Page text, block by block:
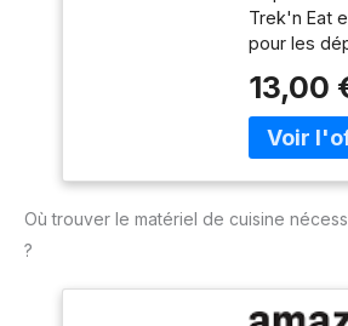
Trek'n Eat
pour les
poudre
de l'eau
pour
13,00
Où trouver le matériel de cuisine
?